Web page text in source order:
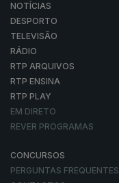
NOTÍCIAS
DESPORTO
TELEVISÃO
RÁDIO
RTP ARQUIVOS
RTP ENSINA
RTP PLAY
EM DIRETO
REVER PROGRAMAS
CONCURSOS
PERGUNTAS FREQUENTES